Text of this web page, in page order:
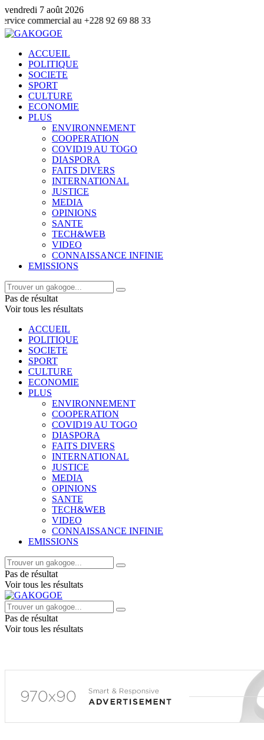
vendredi 7 août 2026
au +228 92 69 88 33
ACCUEIL
POLITIQUE
SOCIETE
SPORT
CULTURE
ECONOMIE
PLUS
ENVIRONNEMENT
COOPERATION
COVID19 AU TOGO
DIASPORA
FAITS DIVERS
INTERNATIONAL
JUSTICE
MEDIA
OPINIONS
SANTE
TECH&WEB
VIDEO
CONNAISSANCE INFINIE
EMISSIONS
Pas de résultat
Voir tous les résultats
ACCUEIL
POLITIQUE
SOCIETE
SPORT
CULTURE
ECONOMIE
PLUS
ENVIRONNEMENT
COOPERATION
COVID19 AU TOGO
DIASPORA
FAITS DIVERS
INTERNATIONAL
JUSTICE
MEDIA
OPINIONS
SANTE
TECH&WEB
VIDEO
CONNAISSANCE INFINIE
EMISSIONS
Pas de résultat
Voir tous les résultats
Pas de résultat
Voir tous les résultats